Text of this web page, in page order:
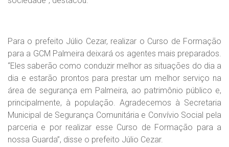
Para o prefeito Júlio Cezar, realizar o Curso de Formação
para a GCM Palmeira deixará os agentes mais preparados.
“Eles saberão como conduzir melhor as situações do dia a
dia e estarão prontos para prestar um melhor serviço na
área de segurança em Palmeira, ao patrimônio público e,
principalmente, à população. Agradecemos à Secretaria
Municipal de Segurança Comunitária e Convívio Social pela
parceria e por realizar esse Curso de Formação para a
nossa Guarda”, disse o prefeito Júlio Cezar.